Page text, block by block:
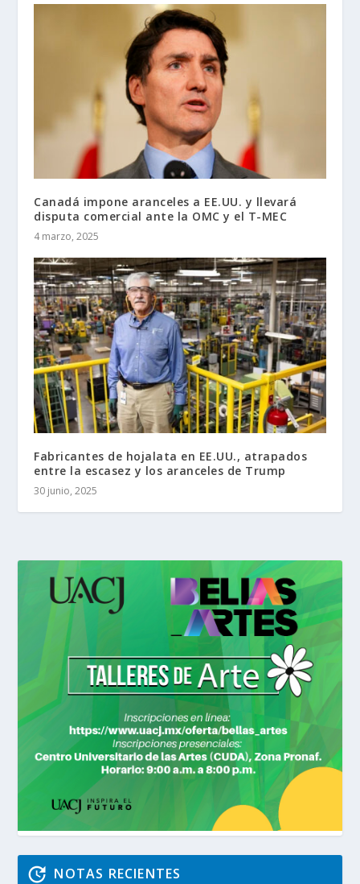
Canadá impone aranceles a EE.UU. y llevará
disputa comercial ante la OMC y el T-MEC
4 marzo, 2025
Fabricantes de hojalata en EE.UU., atrapados
entre la escasez y los aranceles de Trump
30 junio, 2025
NOTAS RECIENTES